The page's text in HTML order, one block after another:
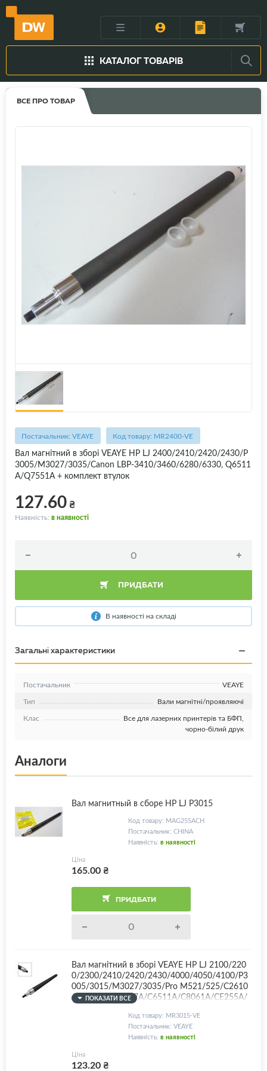
КАТАЛОГ ТОВАРІВ
ВСЕ ПРО ТОВАР
Постачальник: VEAYE Код товару: MR2400-VE
Вал магнітний в зборі VEAYE HP LJ 2400/2410/2420/2430/P
3005/M3027/3035/Canon LBP-3410/3460/6280/6330, Q6511
A/Q7551A + комплект втулок
127.60₴
Наявність: в наявності
ПРИДБАТИ
В наявності на складі
Загальні характеристики
Постачальник
VEAYE
Тип
Вали магнітні/проявляючі
Клас
Все для лазерних принтерів та БФП,
чорно-білий друк
Аналоги
Вал магнитный в сборе HP LJ P3015
Код товару: MAG255ACH
Постачальник: CHINA
Наявність: в наявності
Ціна
165.00₴
ПРИДБАТИ
Вал магнітний в зборі VEAYE HP LJ 2100/220
0/2300/2410/2420/2430/4000/4050/4100/P3
005/3015/M3027/3035/Pro M521/525/C2610
A/C4096A/C4127A/C6511A/C8061A/CE255A/
CE255X + комплект втулок
ПОКАЗАТИ ВСЕ
Код товару: MR3015-VE
Постачальник: VEAYE
Наявність: в наявності
Ціна
123.20₴